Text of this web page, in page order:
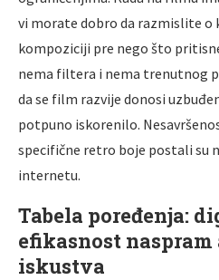
vi morate dobro da razmislite o
kompoziciji pre nego što
nema filtera i nema trenutnog
da se film razvije donosi
potpuno iskorenilo.
specifične retro boje postali su
internetu.
Tabela poređenja:
efikasnost
iskustva